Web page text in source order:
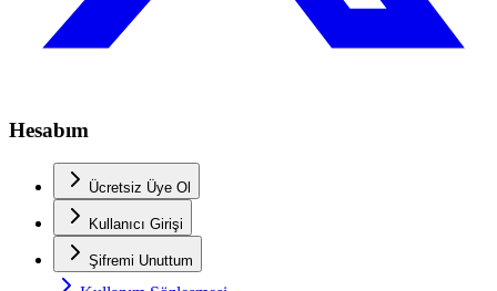
Hesabım
Ücretsiz Üye Ol
Kullanıcı Girişi
Şifremi Unuttum